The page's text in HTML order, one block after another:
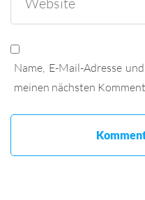
Name, E-Mail-Adresse
meinen nächsten